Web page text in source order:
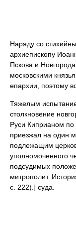
Наряду со
архиепископу
Пскова и
московскими
епархии, поэтому
Тяжелым
столкновение
Руси Киприаном по
приезжал на один
подлежащим
уполномоченного
подсудимых
митрополит.
с. 222).] суда.